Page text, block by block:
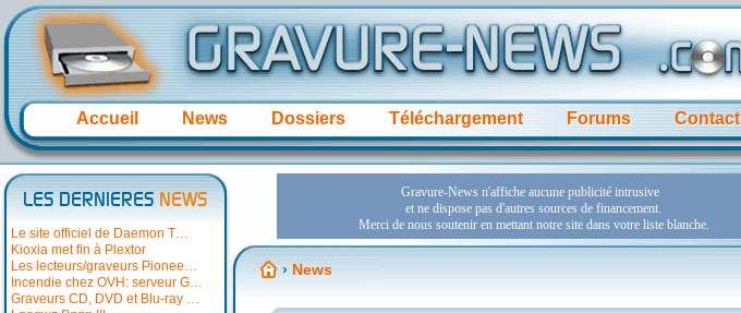
Accueil News Dossiers Téléchargement Forums Contact
LES DERNIERESNEWS
Le site officiel de Daemon T…
Kioxia met fin à Plextor
Les lecteurs/graveurs Pionee…
Incendie chez OVH: serveur G…
Graveurs CD, DVD et Blu-ray …
› News